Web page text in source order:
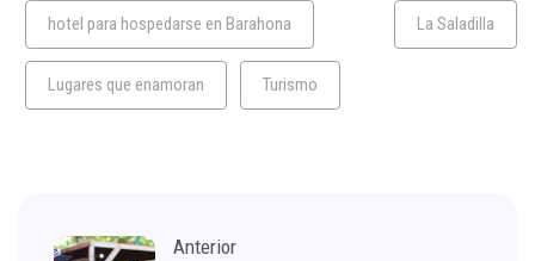
hotel para hospedarse en Barahona La Saladilla
Lugares que enamoran Turismo
Anterior